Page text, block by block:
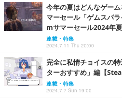
今年の夏はどんなゲー
マーセール「ゲムスパ
mサマーセール2024年夏
連載・特集
2024.7.11 Thu 20:00
完全に私情チョイスの
ターおすすめ」編【
連載・特集
2024.7.7 Sun 19:00